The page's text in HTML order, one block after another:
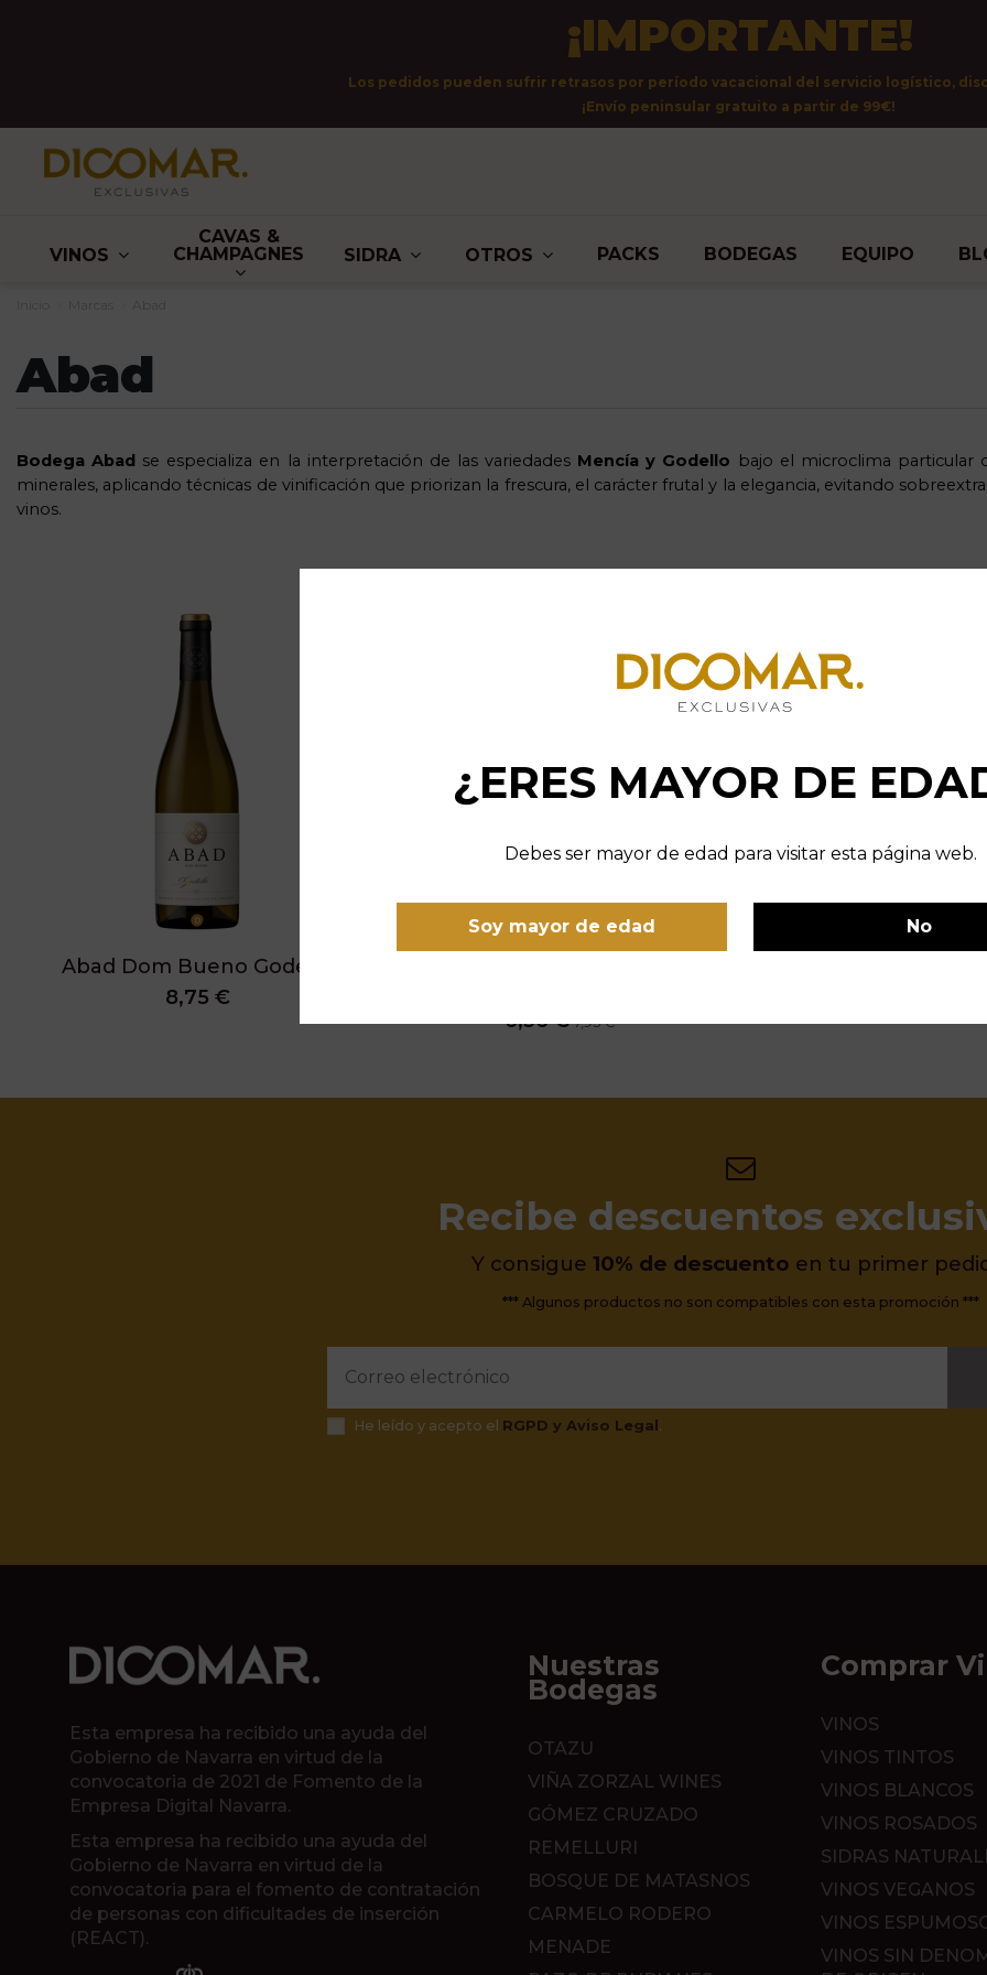
¿ERES MAYOR DE
Debes ser mayor de edad para visitar esta página web.
Soy mayor de edad No
¡IMPORTANTE!
Los pedidos pueden sufrir retrasos por período vacacional del servicio logístico,
¡Envío peninsular gratuito a partir de 99€!
VINOS
CAVAS &
CHAMPAGNES
SIDRA OTROS PACKS BODEGAS EQUIPO
Abad
Bodega Abad se especializa en la interpretación de las variedades Mencía y Godello bajo el microclima particular
minerales, aplicando técnicas de vinificación que priorizan la frescura, el carácter frutal y la elegancia, evitando
vinos.
Abad Dom Bueno Godello
8,75 €
6,36 € 7,95 €
Recibe descuentos
Y consigue 10% de descuento en tu primer
*** Algunos productos no son compatibles con esta promoción ***
He leído y acepto el RGPD y Aviso Legal .
Esta empresa ha recibido una ayuda del
Gobierno de Navarra en virtud de la
convocatoria de 2021 de Fomento de la
Empresa Digital Navarra.
Esta empresa ha recibido una ayuda del
Gobierno de Navarra en virtud de la
convocatoria para el fomento de contratación
de personas con dificultades de inserción
(REACT).
Nuestras
Bodegas
OTAZU
VIÑA ZORZAL WINES
GÓMEZ CRUZADO
REMELLURI
BOSQUE DE MATASNOS
CARMELO RODERO
MENADE
Comprar
VINOS
VINOS TINTOS
VINOS BLANCOS
VINOS ROSADOS
SIDRAS
VINOS VEGANOS
VINOS
VINOS SIN